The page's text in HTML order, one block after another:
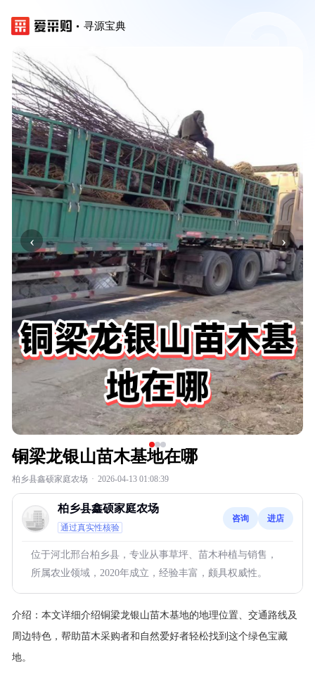
寻源宝典
‹ ›
铜梁龙银山苗木基地在哪
柏乡县鑫硕家庭农场 · 2026-04-13 01:08:39
柏乡县鑫硕家庭农场
通过真实性核验
咨询 进店
位于河北邢台柏乡县，专业从事草坪、苗木种植与销售，
所属农业领域，2020年成立，经验丰富，颇具权威性。
介绍： 本文详细介绍铜梁龙银山苗木基地的地理位置、交通路线及
周边特色，帮助苗木采购者和自然爱好者轻松找到这个绿色宝藏
地。